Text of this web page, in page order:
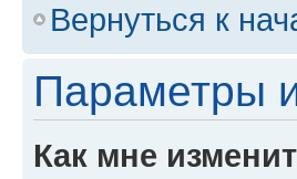
Вернуться к
Параметры
Как мне